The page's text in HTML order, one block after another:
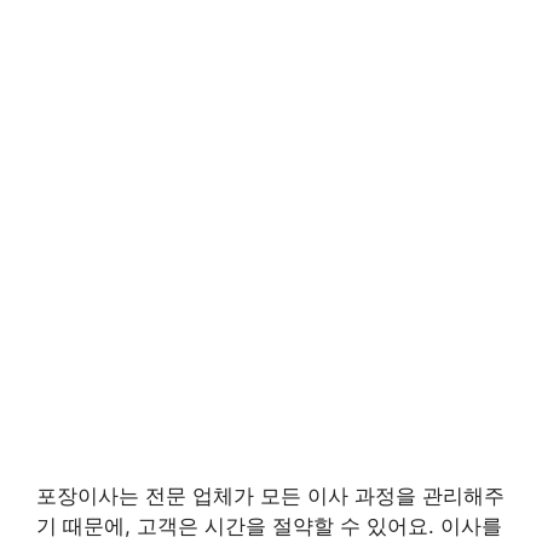
포장이사는 전문 업체가 모든 이사 과정을 관리해주
기 때문에, 고객은 시간을 절약할 수 있어요. 이사를